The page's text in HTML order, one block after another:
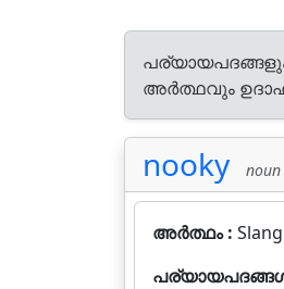
അർത്ഥവും
nooky noun
അർത്ഥം :